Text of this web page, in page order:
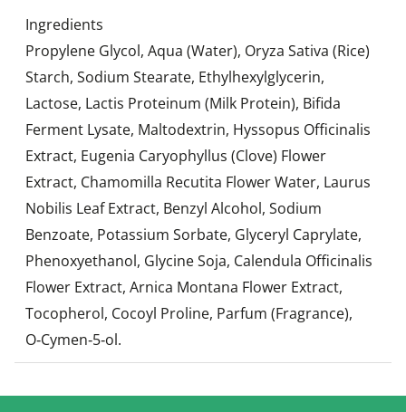
Ingredients
Propylene Glycol, Aqua (Water), Oryza Sativa (Rice)
Starch, Sodium Stearate, Ethylhexylglycerin,
Lactose, Lactis Proteinum (Milk Protein), Bifida
Ferment Lysate, Maltodextrin, Hyssopus Officinalis
Extract, Eugenia Caryophyllus (Clove) Flower
Extract, Chamomilla Recutita Flower Water, Laurus
Nobilis Leaf Extract, Benzyl Alcohol, Sodium
Benzoate, Potassium Sorbate, Glyceryl Caprylate,
Phenoxyethanol, Glycine Soja, Calendula Officinalis
Flower Extract, Arnica Montana Flower Extract,
Tocopherol, Cocoyl Proline, Parfum (Fragrance),
O‑Cymen‑5‑ol.